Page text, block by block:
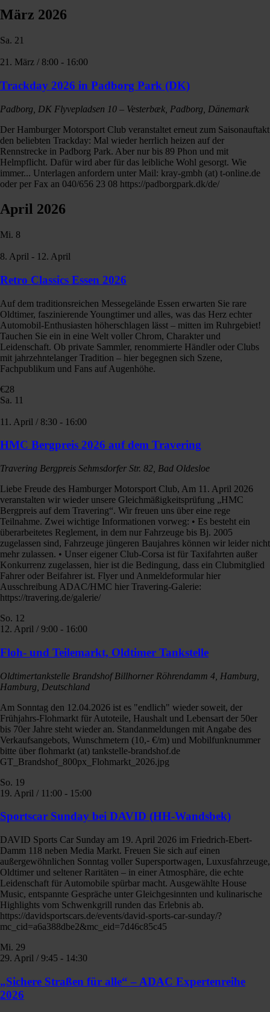
März 2026
Sa. 21
21. März / 8:00 - 16:00
Trackday 2026 in Padborg Park (DK)
Padborg, DK Flyvepladsen 10 – Vesterbæk, Padborg, Dänemark
Der Hamburger Motorsport Club veranstaltet erneut zum Saisonauftakt
den beliebten Trackday: Mal wieder herrlich heizen auf der
Rennstrecke in Padborg Park. Aber nur bis 89 Phon und mit
Helmpflicht. Dafür wird aber für das leibliche Wohl gesorgt. Wie
immer... Unterlagen anfordern unter Mail: kray-gmbh (at) t-online.de
oder per Fax an 040/656 23 08 https://padborgpark.dk/de/
April 2026
Mi. 8
8. April - 12. April
Retro Classics Essen 2026
Auf dem traditionsreichen Messegelände Essen erwarten Sie rare
Oldtimer, faszinierende Youngtimer und alles, was das Herz echter
Automobil-Enthusiasten höherschlagen lässt – mitten im Ruhrgebiet!
Tauchen Sie ein in eine Welt voller Chrom, Charakter und
Leidenschaft. Ob private Sammler, renommierte Händler oder Clubs
mit jahrzehntelanger Tradition – hier begegnen sich Szene,
Fachpublikum und Fans auf Augenhöhe.
€28
Sa. 11
11. April / 8:30 - 16:00
HMC Bergpreis 2026 auf dem Travering
Travering Bergpreis Sehmsdorfer Str. 82, Bad Oldesloe
Liebe Freude des Hamburger Motorsport Club, Am 11. April 2026
veranstalten wir wieder unsere Gleichmäßigkeitsprüfung „HMC
Bergpreis auf dem Travering“. Wir freuen uns über eine rege
Teilnahme. Zwei wichtige Informationen vorweg: • Es besteht ein
überarbeitetes Reglement, in dem nur Fahrzeuge bis Bj. 2005
zugelassen sind, Fahrzeuge jüngeren Baujahres können wir leider nicht
mehr zulassen. • Unser eigener Club-Corsa ist für Taxifahrten außer
Konkurrenz zugelassen, hier ist die Bedingung, dass ein Clubmitglied
Fahrer oder Beifahrer ist. Flyer und Anmeldeformular hier
Ausschreibung ADAC/HMC hier Travering-Galerie:
https://travering.de/galerie/
So. 12
12. April / 9:00 - 16:00
Floh- und Teilemarkt, Oldtimer Tankstelle
Oldtimertankstelle BrandshofBillhorner Röhrendamm 4, Hamburg,
Hamburg, Deutschland
Am Sonntag den 12.04.2026 ist es "endlich" wieder soweit, der
Frühjahrs-Flohmarkt für Autoteile, Haushalt und Lebensart der 50er
bis 70er Jahre steht wieder an. Standanmeldungen mit Angabe des
Verkaufsangebots, Wunschmetern (10,- €/m) und Mobilfunknummer
bitte über flohmarkt (at) tankstelle-brandshof.de
GT_Brandshof_800px_Flohmarkt_2026.jpg
So. 19
19. April / 11:00 - 15:00
Sportscar Sunday bei DAVID (HH-Wandsbek)
DAVID Sports Car Sunday am 19. April 2026 im Friedrich-Ebert-
Damm 118 neben Media Markt. Freuen Sie sich auf einen
außergewöhnlichen Sonntag voller Supersportwagen, Luxusfahrzeuge,
Oldtimer und seltener Raritäten – in einer Atmosphäre, die echte
Leidenschaft für Automobile spürbar macht. Ausgewählte House
Music, entspannte Gespräche unter Gleichgesinnten und kulinarische
Highlights vom Schwenkgrill runden das Erlebnis ab.
https://davidsportscars.de/events/david-sports-car-sunday/?
mc_cid=a6a388dbe2&mc_eid=7d46c85c45
Mi. 29
29. April / 9:45 - 14:30
„Sichere Straßen für alle“ – ADAC Expertenreihe
2026